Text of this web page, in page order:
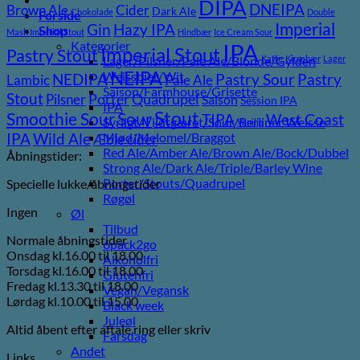
Forside
Shop
Kategorier
Lager/Pilsner/Pale Ale/Blonde/Gylden
Weissbier/Wit
Saison/Farmhouse/Grisette
IPA
Syrligt/Vildtgæret/Sour/Berliner Weisse
Mjød/Melomel/Braggot
Red Ale/Amber Ale/Brown Ale/Bock/Dubbel
Strong Ale/Dark Ale/Triple/Barley Wine
Porter/Stouts/Quadrupel
Røgøl
Øl
Tilbud
6pack2go
Alkoholfri
Glutenfri
Vegan/Vegansk
Black week
Juleøl
Farsdag
Andet
Brown Ale Chokolade Cider Dark Ale DIPA DNEIPA Double
Mash Imperial Stout Gin Hazy IPA Hindbær Ice Cream Sour Imperial
Pastry StoutImperial StoutIPA Kaffe Kirsebær Lager
LambicNEDIPANEIPAPale Ale Pastry Sour Pastry
StoutPilsnerPorterQuadrupelSaisonSession IPA
Smoothie SourSourStoutTIPA Vanilje West Coast
IPAWild AleÆble cider
Åbningstider:
Specielle lukke/åbningstider
Ingen
Normale åbningstider
Onsdag kl.16.00 til 18.00
Torsdag kl.16.00 til 18.00
Fredag kl.13.30 til 18.00
Lørdag kl.10.00 til 15.00
Altid åbent efter aftale ring eller skriv